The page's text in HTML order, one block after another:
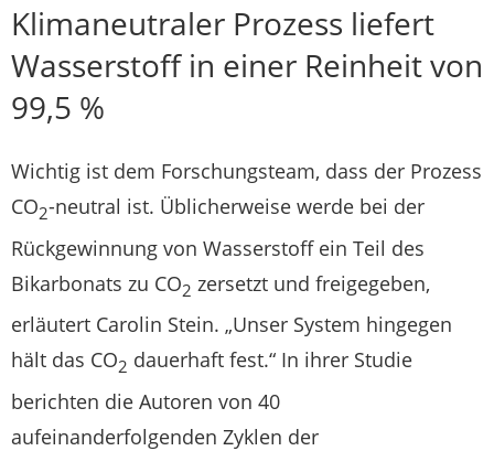
Klimaneutraler Prozess liefert
Wasserstoff in einer Reinheit von
99,5 %
Wichtig ist dem Forschungsteam, dass der Prozess
CO2-neutral ist. Üblicherweise werde bei der
Rückgewinnung von Wasserstoff ein Teil des
Bikarbonats zu CO2 zersetzt und freigegeben,
erläutert Carolin Stein. „Unser System hingegen
hält das CO2 dauerhaft fest.“ In ihrer Studie
berichten die Autoren von 40
aufeinanderfolgenden Zyklen der